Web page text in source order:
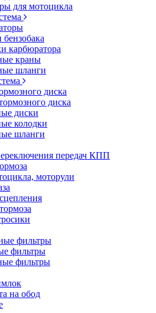
для мотоцикла
карбюратора
краны
шланги
диска
диска
диски
колодки
шланги
передач КПП
моторули
фильтры
фильтры
фильтры
на обод